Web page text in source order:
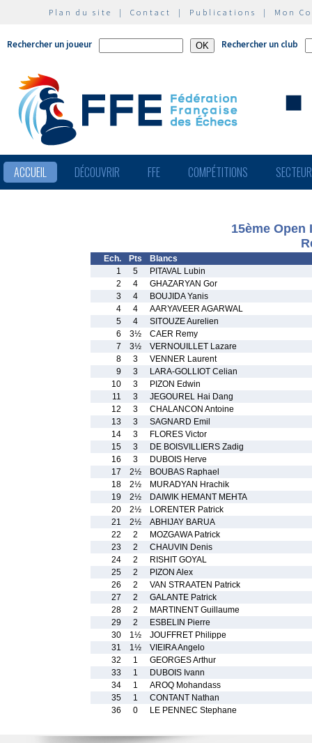
Plan du site | Contact | Publications | Mon
Rechercher un joueur Rechercher un club
ACCUEIL DÉCOUVRIR FFE COMPÉTITIONS
15ème
Ech. Pts
Blancs
1
5
PITAVAL Lubin
2
4
GHAZARYAN Gor
3
4
BOUJIDA Yanis
4
4
AARYAVEER AGARWAL
5
4
SITOUZE Aurelien
6
3½
CAER Remy
7
3½
VERNOUILLET Lazare
8
3
VENNER Laurent
9
3
LARA-GOLLIOT Celian
10
3
PIZON Edwin
11
3
JEGOUREL Hai Dang
12
3
CHALANCON Antoine
13
3
SAGNARD Emil
14
3
FLORES Victor
15
3
DE BOISVILLIERS Zadig
16
3
DUBOIS Herve
17
2½
BOUBAS Raphael
18
2½
MURADYAN Hrachik
19
2½
DAIWIK HEMANT MEHTA
20
2½
LORENTER Patrick
21
2½
ABHIJAY BARUA
22
2
MOZGAWA Patrick
23
2
CHAUVIN Denis
24
2
RISHIT GOYAL
25
2
PIZON Alex
26
2
VAN STRAATEN Patrick
27
2
GALANTE Patrick
28
2
MARTINENT Guillaume
29
2
ESBELIN Pierre
30
1½
JOUFFRET Philippe
31
1½
VIEIRA Angelo
32
1
GEORGES Arthur
33
1
DUBOIS Ivann
34
1
AROQ Mohandass
35
1
CONTANT Nathan
36
0 LE PENNEC Stephane